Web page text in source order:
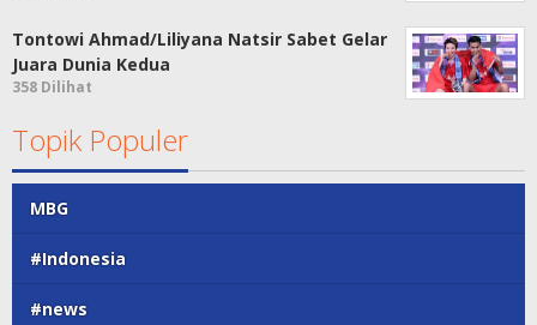
Tontowi Ahmad/Liliyana Natsir Sabet Gelar
Juara Dunia Kedua
358 Dilihat
Topik Populer
MBG
#Indonesia
#news